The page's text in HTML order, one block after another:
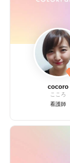
cocoro
こころ
看護師